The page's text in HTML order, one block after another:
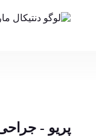
پریو -